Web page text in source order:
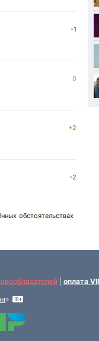
-1
0
+2
-2
обстоятельствах
оплата
»